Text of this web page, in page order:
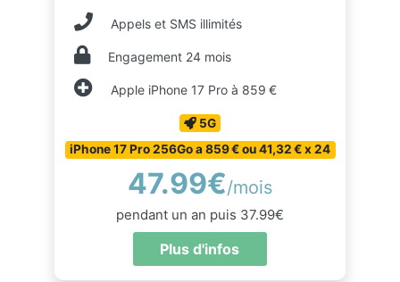
Appels et SMS illimités
Engagement 24 mois
Apple iPhone 17 Pro à 859 €
5G
iPhone 17 Pro 256Go a 859 € ou 41,32 € x 24
47.99€/mois
pendant un an puis 37.99€
Plus d'infos